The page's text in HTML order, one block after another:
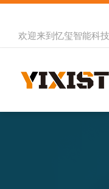
欢迎来到 忆玺智能科